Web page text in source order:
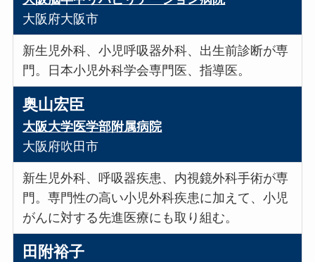
大阪府大阪市
新生児外科、小児呼吸器外科、出生前診断が専
門。日本小児外科学会専門医、指導医。
奥山宏臣
大阪大学医学部附属病院
大阪府吹田市
新生児外科、呼吸器疾患、内視鏡外科手術が専
門。専門性の高い小児外科疾患に加えて、小児
がんに対する先進医療にも取り組む。
田附裕子